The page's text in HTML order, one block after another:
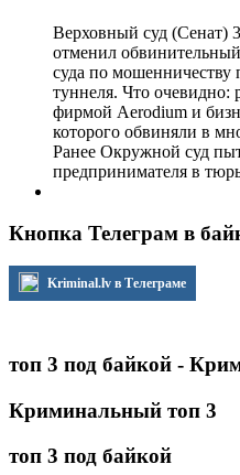
Верховный суд (Сенат)
отменил
суда по мошенничеству
туннеля. Что очевидно:
фирмой Aerodium и
которого обвиняли в
Ранее Окружной суд
предпринимателя в
Кнопка Телеграм в
Kriminal.lv в Телеграме
топ 3 под байкой -
Криминальный топ 3
топ 3 под байкой